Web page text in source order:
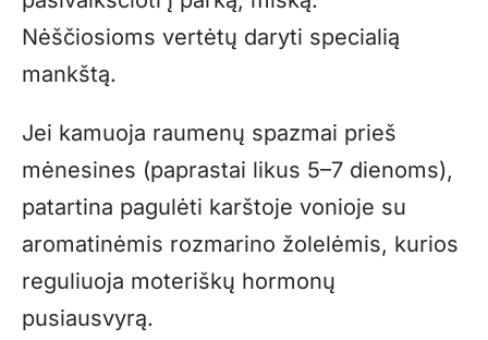
Nėščiosioms vertėtų daryti specialią
mankštą.
Jei kamuoja raumenų spazmai prieš
mėnesines (paprastai likus 5–7 dienoms),
patartina pagulėti karštoje vonioje su
aromatinėmis rozmarino žolelėmis, kurios
reguliuoja moteriškų hormonų
pusiausvyrą.